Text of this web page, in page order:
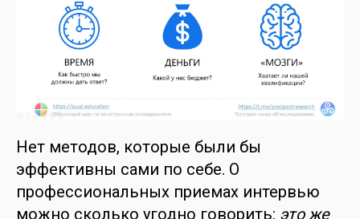
Нет методов, которые были бы
эффективны сами по себе. О
профессиональных приемах интервью
можно сколько угодно говорить: это же